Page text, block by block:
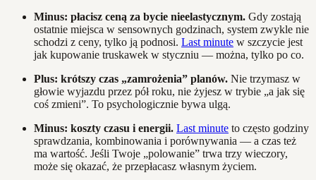
Minus: płacisz ceną za bycie nieelastycznym. Gdy zostają
ostatnie miejsca w sensownych godzinach, system zwykle nie
schodzi z ceny, tylko ją podnosi. Last minute w szczycie jest
jak kupowanie truskawek w styczniu — można, tylko po co.
Plus: krótszy czas „zamrożenia” planów. Nie trzymasz w
głowie wyjazdu przez pół roku, nie żyjesz w trybie „a jak się
coś zmieni”. To psychologicznie bywa ulgą.
Minus: koszty czasu i energii. Last minute to często godziny
sprawdzania, kombinowania i porównywania — a czas też
ma wartość. Jeśli Twoje „polowanie” trwa trzy wieczory,
może się okazać, że przepłacasz własnym życiem.